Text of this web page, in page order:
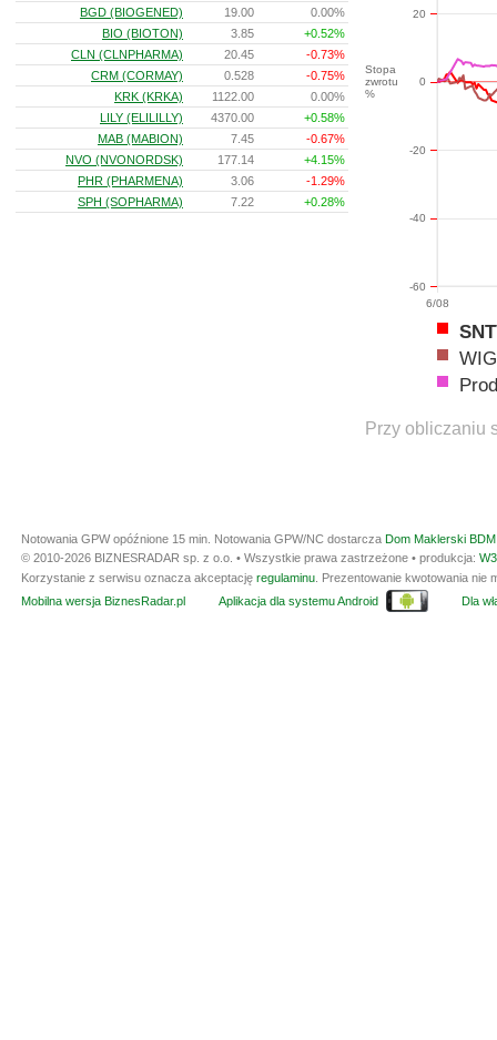
6/08
Stopa
zwrotu
%
-60
-40
-20
0
20
WIG
Przy obliczaniu
BGD (BIOGENED)
19.00
0.00%
BIO (BIOTON)
3.85
+0.52%
CLN (CLNPHARMA)
20.45
-0.73%
CRM (CORMAY)
0.528
-0.75%
KRK (KRKA)
1122.00
0.00%
LILY (ELILILLY)
4370.00
+0.58%
MAB (MABION)
7.45
-0.67%
NVO (NVONORDSK)
177.14
+4.15%
PHR (PHARMENA)
3.06
-1.29%
SPH (SOPHARMA)
7.22 +0.28%
Notowania GPW opóźnione 15 min. Notowania GPW/NC dostarcza Dom Maklerski
© 2010-2026 BIZNESRADAR sp. z o.o. • Wszystkie prawa zastrzeżone • produkcja:
Korzystanie z serwisu oznacza akceptację regulaminu . Prezentowanie kwotowania
Mobilna wersja BiznesRadar.pl
Aplikacja dla systemu Android Dla